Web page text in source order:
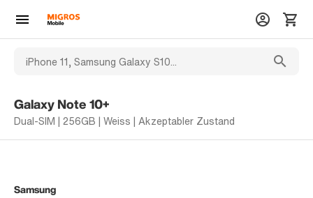
Galaxy Note 10+
Dual-SIM | 256GB | Weiss | Akzeptabler Zustand
Samsung